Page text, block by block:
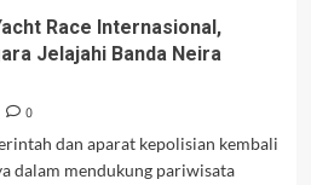
Race Internasional,
Jelajahi Banda Neira
0
dan aparat kepolisian kembali
dalam mendukung pariwisata